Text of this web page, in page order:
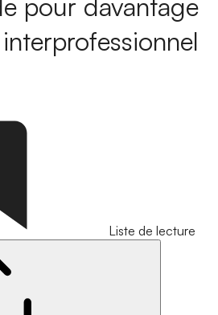
pour davantage
Liste de lecture